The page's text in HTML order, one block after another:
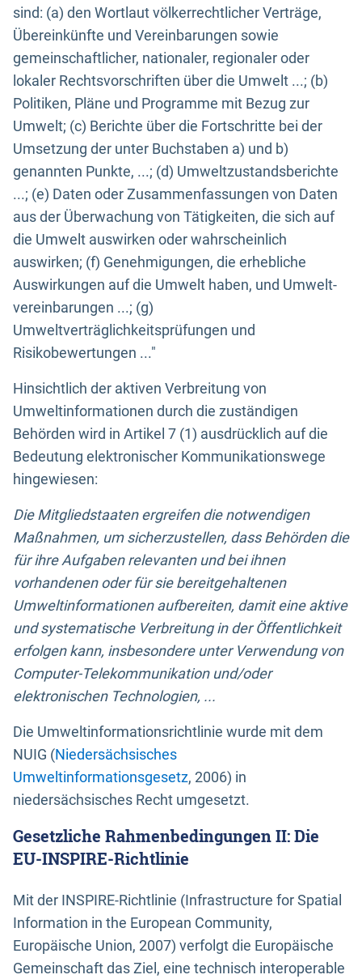
sind: (a) den Wortlaut völkerrechtlicher Verträge,
Übereinkünfte und Vereinbarungen sowie
gemeinschaftlicher, nationaler, regionaler oder
lokaler Rechtsvorschriften über die Umwelt ...; (b)
Politiken, Pläne und Programme mit Bezug zur
Umwelt; (c) Berichte über die Fortschritte bei der
Umsetzung der unter Buchstaben a) und b)
genannten Punkte, ...; (d) Umweltzustandsberichte
...; (e) Daten oder Zusammenfassungen von Daten
aus der Überwachung von Tätigkeiten, die sich auf
die Umwelt auswirken oder wahrscheinlich
auswirken; (f) Genehmigungen, die erhebliche
Auswirkungen auf die Umwelt haben, und Umwelt-
vereinbarungen ...; (g)
Umweltverträglichkeitsprüfungen und
Risikobewertungen ..."
Hinsichtlich der aktiven Verbreitung von
Umweltinformationen durch die zuständigen
Behörden wird in Artikel 7 (1) ausdrücklich auf die
Bedeutung elektronischer Kommunikationswege
hingewiesen:
Die Mitgliedstaaten ergreifen die notwendigen
Maßnahmen, um sicherzustellen, dass Behörden die
für ihre Aufgaben relevanten und bei ihnen
vorhandenen oder für sie bereitgehaltenen
Umweltinformationen aufbereiten, damit eine aktive
und systematische Verbreitung in der Öffentlichkeit
erfolgen kann, insbesondere unter Verwendung von
Computer-Telekommunikation und/oder
elektronischen Technologien, ...
Die Umweltinformationsrichtlinie wurde mit dem
NUIG (Niedersächsisches
Umweltinformationsgesetz, 2006) in
niedersächsisches Recht umgesetzt.
Gesetzliche Rahmenbedingungen II: Die
EU-INSPIRE-Richtlinie
Mit der INSPIRE-Richtlinie (Infrastructure for Spatial
Information in the European Community,
Europäische Union, 2007) verfolgt die Europäische
Gemeinschaft das Ziel, eine technisch interoperable